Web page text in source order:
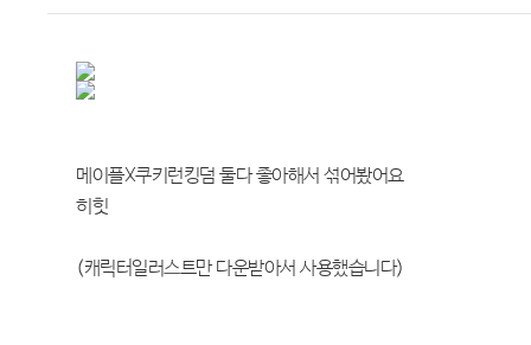
메이플X쿠키런킹덤 둘다 좋아해서 섞어봤어요
히힛
(캐릭터일러스트만 다운받아서 사용했습니다)